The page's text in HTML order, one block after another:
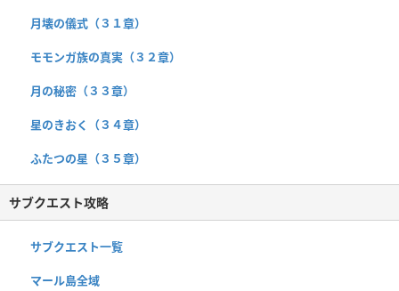
月壊の儀式（３１章）
モモンガ族の真実（３２章）
月の秘密（３３章）
星のきおく（３４章）
ふたつの星（３５章）
サブクエスト攻略
サブクエスト一覧
マール島全域